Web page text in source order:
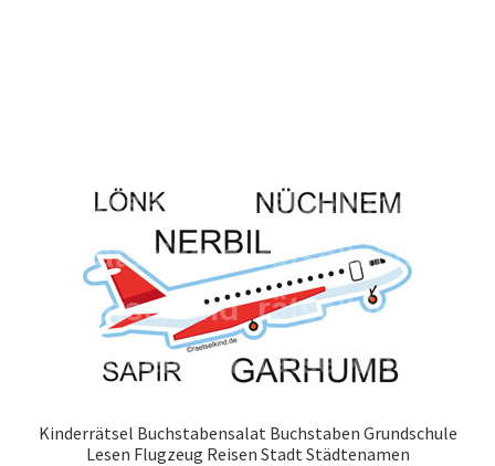
Kinderrätsel Buchstabensalat Buchstaben Grundschule
Lesen Flugzeug Reisen Stadt Städtenamen